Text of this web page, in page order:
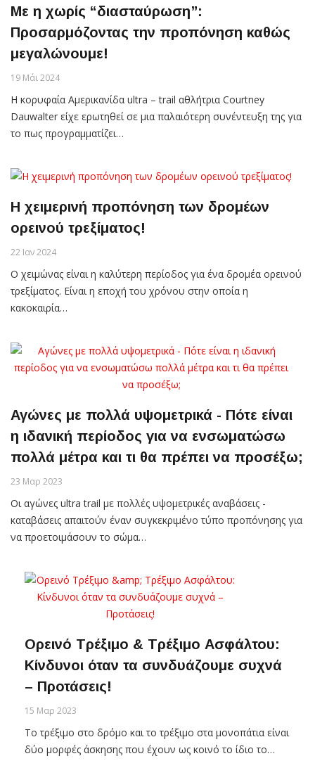
Με η χωρίς “διασταύρωση”:
Προσαρμόζοντας την προπόνηση καθώς
μεγαλώνουμε!
19 Μάι 2024
Η κορυφαία Αμερικανίδα ultra – trail αθλήτρια Courtney
Dauwalter είχε ερωτηθεί σε μια παλαιότερη συνέντευξη της για
το πως προγραμματίζει…
Η χειμερινή προπόνηση των δρομέων
ορεινού τρεξίματος!
22 Ιαν 2024
Ο χειμώνας είναι η καλύτερη περίοδος για ένα δρομέα ορεινού
τρεξίματος. Είναι η εποχή του χρόνου στην οποία η
κακοκαιρία…
Αγώνες με πολλά υψομετρικά - Πότε είναι
η ιδανική περίοδος για να ενσωματώσω
πολλά μέτρα και τι θα πρέπει να προσέξω;
23 Μαρ 2023
Οι αγώνες ultra trail με πολλές υψομετρικές αναβάσεις -
καταβάσεις απαιτούν έναν συγκεκριμένο τύπο προπόνησης για
να προετοιμάσουν το σώμα…
Ορεινό Τρέξιμο & Τρέξιμο Ασφάλτου:
Κίνδυνοι όταν τα συνδυάζουμε συχνά
– Προτάσεις!
15 Μαρ 2023
Το τρέξιμο στο δρόμο και το τρέξιμο στα μονοπάτια είναι
δύο μορφές άσκησης που έχουν ως κοινό το ίδιο το…